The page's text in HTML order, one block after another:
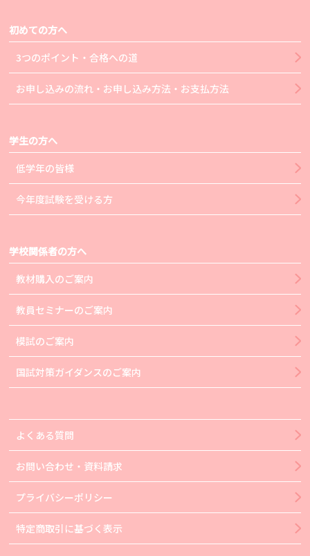
初めての方へ
3つのポイント・合格への道
お申し込みの流れ・お申し込み方法・お支払方法
学生の方へ
低学年の皆様
今年度試験を受ける方
学校関係者の方へ
教材購入のご案内
教員セミナーのご案内
模試のご案内
国試対策ガイダンスのご案内
よくある質問
お問い合わせ・資料請求
プライバシーポリシー
特定商取引に基づく表示